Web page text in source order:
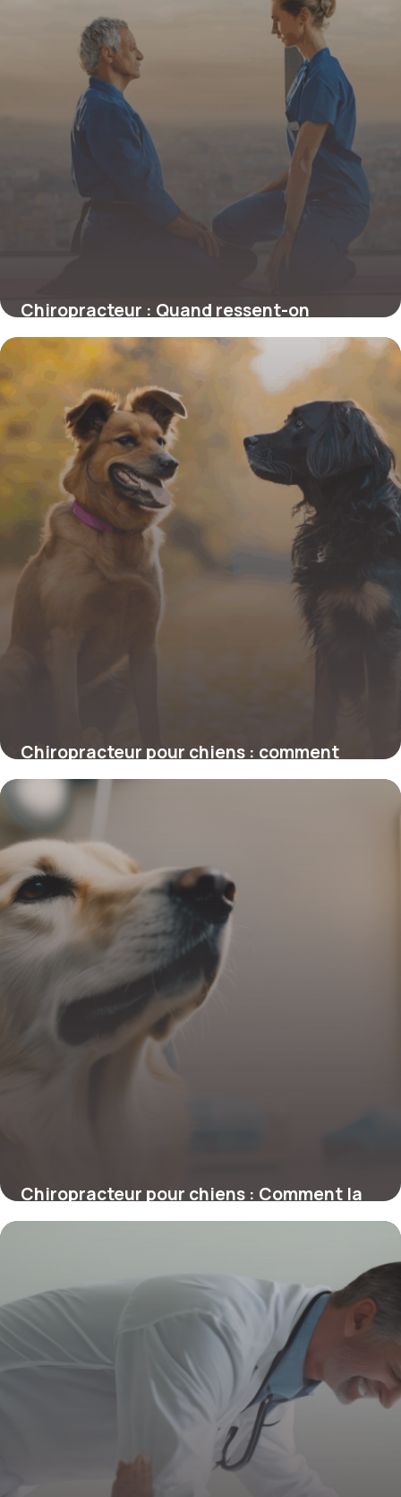
Chiropracteur : Quand ressent-on
réellement les effets ?
4 juillet 2025
Chiropracteur pour chiens : comment
cette approche transforme la santé de
votre compagnon
4 juillet 2025
Chiropracteur pour chiens : Comment la
chiropraxie transforme la santé canine